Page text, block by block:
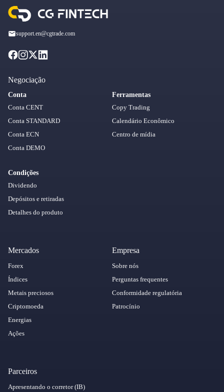
support.en@cgtrade.com
Negociação
Conta
Conta CENT
Conta STANDARD
Conta ECN
Conta DEMO
Condições
Dividendo
Depósitos e retiradas
Detalhes do produto
Ferramentas
Copy Trading
Calendário Econômico
Centro de mídia
Mercados
Forex
Índices
Metais preciosos
Criptomoeda
Energias
Ações
Empresa
Sobre nós
Perguntas frequentes
Conformidade regulatória
Patrocínio
Parceiros
Apresentando o corretor (IB)